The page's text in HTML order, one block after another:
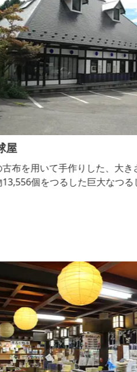
屋
古布を用いて手作りした、大
13,556個をつるした巨大なつる